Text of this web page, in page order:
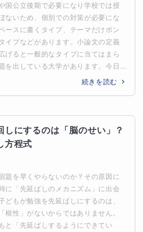
国公立後期で必要になり学校では授
ないため、個別での対策が必要にな
ースに書くタイプ、テーマだけポン
イプなどがあります。小論文の定義
げると一般的なタイプに当てはまら
を出している大学があります。今日...
続きを読む
しにするのは「脳のせい」？
方程式
題を早くやらないのか？その原因に
に「先延ばしのメカニズム」に出会
どもが勉強を先延ばしにするのは、
根性」がないからではありません。
と「先延ばしするようにできてい